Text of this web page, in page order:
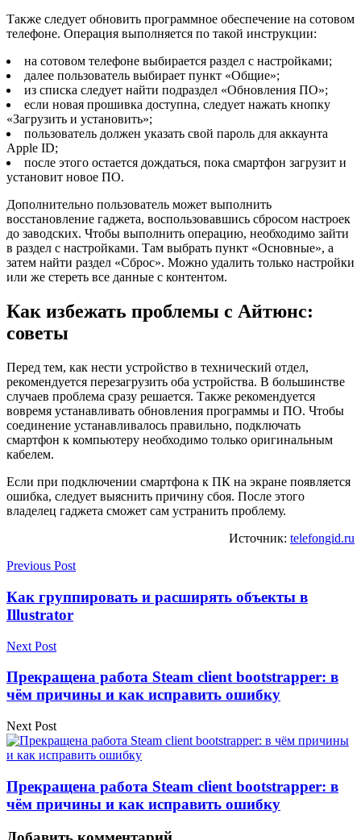
Также следует обновить программное обеспечение на сотовом
телефоне. Операция выполняется по такой инструкции:
на сотовом телефоне выбирается раздел с настройками;
далее пользователь выбирает пункт «Общие»;
из списка следует найти подраздел «Обновления ПО»;
если новая прошивка доступна, следует нажать кнопку
«Загрузить и установить»;
пользователь должен указать свой пароль для аккаунта
Apple ID;
после этого остается дождаться, пока смартфон загрузит и
установит новое ПО.
Дополнительно пользователь может выполнить
восстановление гаджета, воспользовавшись сбросом настроек
до заводских. Чтобы выполнить операцию, необходимо зайти
в раздел с настройками. Там выбрать пункт «Основные», а
затем найти раздел «Сброс». Можно удалить только настройки
или же стереть все данные с контентом.
Как избежать проблемы с Айтюнс:
советы
Перед тем, как нести устройство в технический отдел,
рекомендуется перезагрузить оба устройства. В большинстве
случаев проблема сразу решается. Также рекомендуется
вовремя устанавливать обновления программы и ПО. Чтобы
соединение устанавливалось правильно, подключать
смартфон к компьютеру необходимо только оригинальным
кабелем.
Если при подключении смартфона к ПК на экране появляется
ошибка, следует выяснить причину сбоя. После этого
владелец гаджета сможет сам устранить проблему.
Источник: telefongid.ru
Previous Post
Как группировать и расширять объекты в
Illustrator
Next Post
Прекращена работа Steam client bootstrapper: в
чём причины и как исправить ошибку
Next Post
Прекращена работа Steam client bootstrapper: в
чём причины и как исправить ошибку